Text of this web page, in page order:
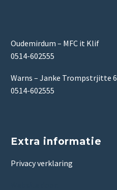
Oudemirdum – MFC it Klif
0514-602555
Warns – Janke Trompstrjitte 6
0514-602555
Extra informatie
Privacy verklaring